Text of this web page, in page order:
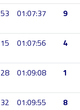
53 01:07:37 9
15 01:07:56 4
28 01:09:08 1
32 01:09:55 8